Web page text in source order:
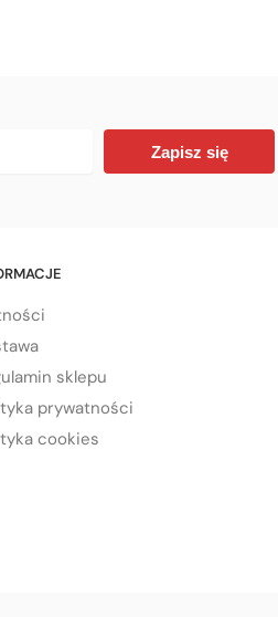
Zapisz się
sklepu
prywatności
cookies